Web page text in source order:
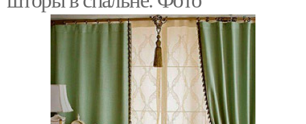
Шторы в спальню
Шторы для спальни Бежевые шторы